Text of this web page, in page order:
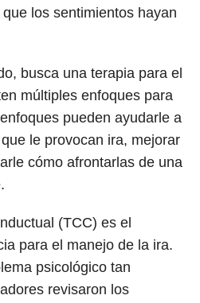
los sentimientos hayan
busca una terapia para el
múltiples enfoques para
pueden ayudarle a
le provocan ira, mejorar
cómo afrontarlas de una
(TCC) es el
para el manejo de la ira.
psicológico tan
revisaron los